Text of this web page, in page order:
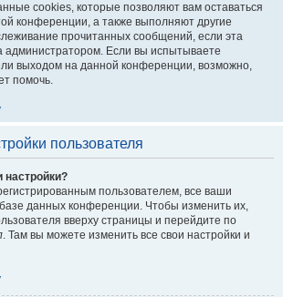
cookies, которые позволяют вам оставаться
конференции, а также выполняют другие
прочитанных сообщений, если эта
администратором. Если вы испытываете
выходом на данной конференции, возможно,
помочь.
пользователя
настройки?
пользователем, все ваши
данных конференции. Чтобы изменить их,
вверху страницы и перейдите по
. Там вы можете изменить все свои настройки и